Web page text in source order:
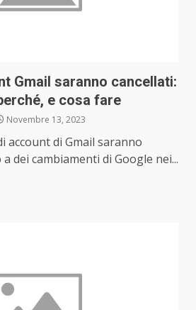
Gmail saranno cancellati:
e cosa fare
Novembre 13, 2023
account di Gmail saranno
dei cambiamenti di Google nei...